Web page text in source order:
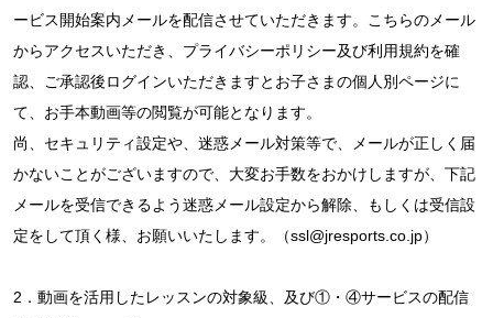
ービス開始案内メールを配信させていただきます。こちらのメール
からアクセスいただき、プライバシーポリシー及び利用規約を確
認、ご承認後ログインいただきますとお子さまの個人別ページに
て、お手本動画等の閲覧が可能となります。
尚、セキュリティ設定や、迷惑メール対策等で、メールが正しく届
かないことがございますので、大変お手数をおかけしますが、下記
メールを受信できるよう迷惑メール設定から解除、もしくは受信設
定をして頂く様、お願いいたします。（ssl@jresports.co.jp）
2．動画を活用したレッスンの対象級、及び①・④サービスの配信